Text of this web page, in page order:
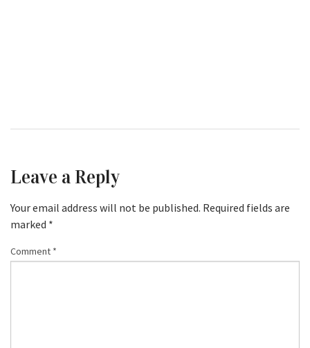
Leave a Reply
Your email address will not be published. Required fields are
marked *
Comment *